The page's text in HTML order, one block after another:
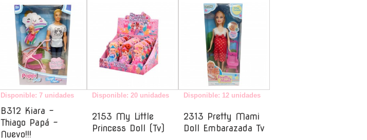
Disponible: 7 unidades
B312 Kiara -
Thiago Papá -
Nuevo!!!
Disponible: 20 unidades
2153 My Little
Princess Doll (Tv)
Disponible: 12 unidades
2313 Pretty Mami
Doll Embarazada Tv